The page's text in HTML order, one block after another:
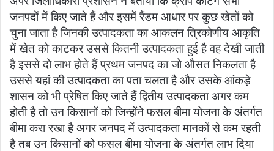
जनपदों में किए जाते हैं और इसमें रैंडम आधार पर कुछ खेतों को
चुना जाता है जिनकी उत्पादकता का आकलन त्रिकोणीय आकृति
में खेत को काटकर उससे कितनी उत्पादकता हुई है वह देखी जाती
है इससे दो लाभ होते हैं प्रथम जनपद का जो औसत निकलता है
उससे यहां की उत्पादकता का पता चलता है और उसके आंकड़े
शासन को भी प्रेषित किए जाते हैं द्वितीय उत्पादकता अगर कम
होती है तो उन किसानों को जिन्होंने फसल बीमा योजना के अंतर्गत
बीमा करा रखा है अगर जनपद में उत्पादकता मानकों से कम रहती
है तब उन किसानों को फसल बीमा योजना के अंतर्गत लाभ दिया